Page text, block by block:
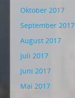
Oktober 2017
September 2017
August 2017
Juli 2017
Juni 2017
Mai 2017